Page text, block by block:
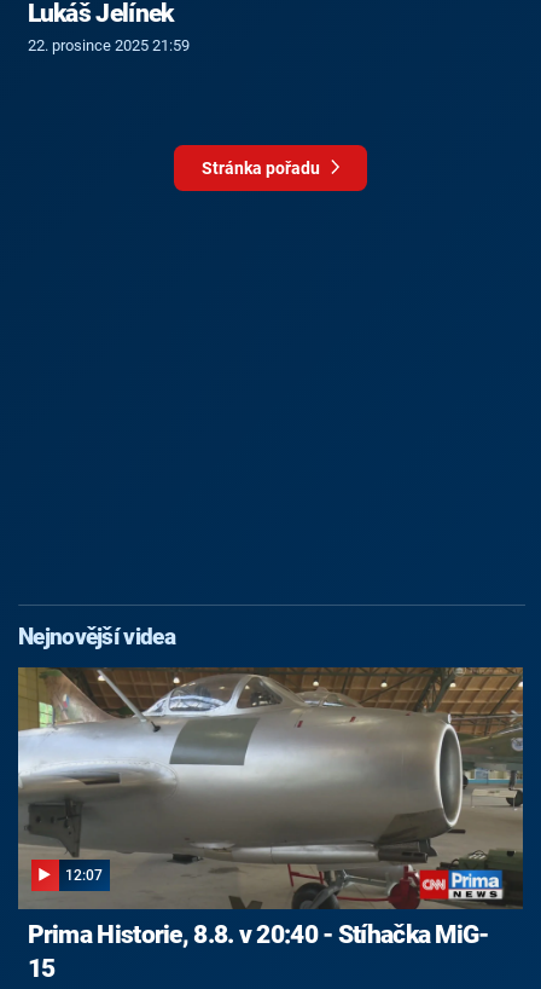
Lukáš Jelínek
22. prosince 2025 21:59
Stránka pořadu
Nejnovější videa
12:07
Prima Historie, 8.8. v 20:40 - Stíhačka MiG-
15